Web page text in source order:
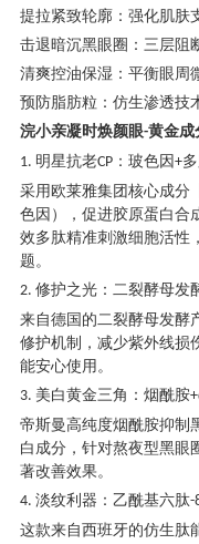
提拉紧致轮廓：强化肌肤
击退暗沉黑眼圈：三层阻
清爽控油保湿：平衡眼周
预防脂肪粒：仿生渗透技
浣小亲凝时焕颜眼-黄金成
1. 明星抗老CP：玻色因+
采用欧莱雅集团核心成分
色因），促进胶原蛋白合
效多肽精准刺激细胞活性
题。
2. 修护之光：二裂酵母发
来自德国的二裂酵母发酵
修护机制，减少紫外线损
能安心使用。
3. 美白黄金三角：烟酰胺+
帝斯曼高纯度烟酰胺抑制
白成分，针对熬夜型黑眼
著改善效果。
4. 淡纹利器：乙酰基六肽-
这款来自西班牙的仿生肽